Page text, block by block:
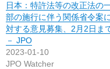
日本：特許法等の改正法の
部の施行に伴う関係省令案に
対する意見募集、2月2日ま
－ JPO
2023-01-10
JPO Watcher